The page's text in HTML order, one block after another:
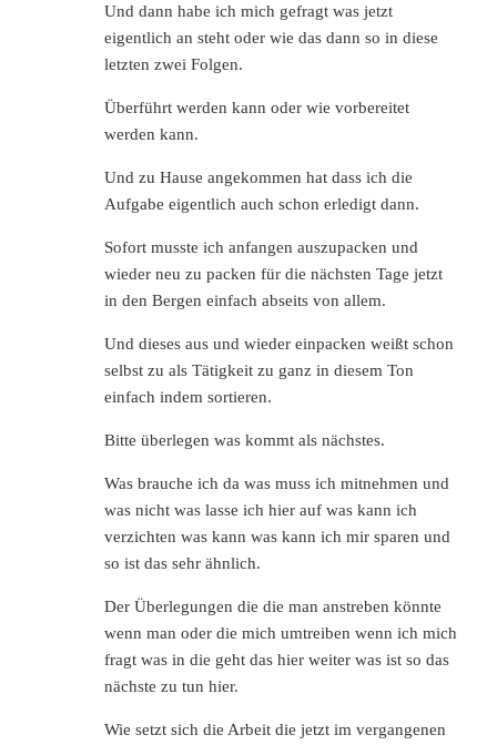
Und dann habe ich mich gefragt was jetzt
eigentlich an steht oder wie das dann so in diese
letzten zwei Folgen.
Überführt werden kann oder wie vorbereitet
werden kann.
Und zu Hause angekommen hat dass ich die
Aufgabe eigentlich auch schon erledigt dann.
Sofort musste ich anfangen auszupacken und
wieder neu zu packen für die nächsten Tage jetzt
in den Bergen einfach abseits von allem.
Und dieses aus und wieder einpacken weißt schon
selbst zu als Tätigkeit zu ganz in diesem Ton
einfach indem sortieren.
Bitte überlegen was kommt als nächstes.
Was brauche ich da was muss ich mitnehmen und
was nicht was lasse ich hier auf was kann ich
verzichten was kann was kann ich mir sparen und
so ist das sehr ähnlich.
Der Überlegungen die die man anstreben könnte
wenn man oder die mich umtreiben wenn ich mich
fragt was in die geht das hier weiter was ist so das
nächste zu tun hier.
Wie setzt sich die Arbeit die jetzt im vergangenen